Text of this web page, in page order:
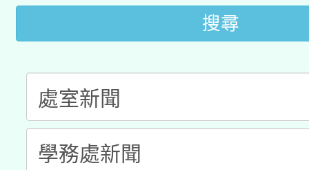
開 智慧啟航」搜尋